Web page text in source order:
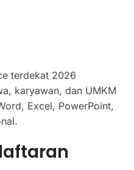
terdekat 2026
karyawan, dan UMKM
Excel, PowerPoint,